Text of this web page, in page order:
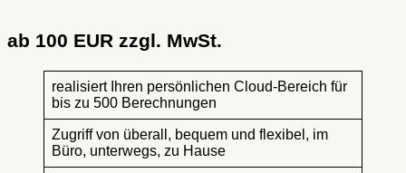
ab 100 EUR zzgl. MwSt.
realisiert Ihren persönlichen Cloud-Bereich für
bis zu 500 Berechnungen
Zugriff von überall, bequem und flexibel, im
Büro, unterwegs, zu Hause